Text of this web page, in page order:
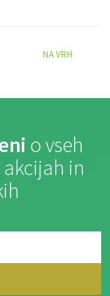
NA VRH
o vseh
in